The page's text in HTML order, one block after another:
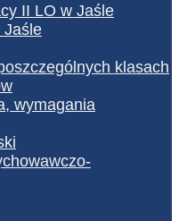
II LO w Jaśle
Jaśle
klasach
wymagania